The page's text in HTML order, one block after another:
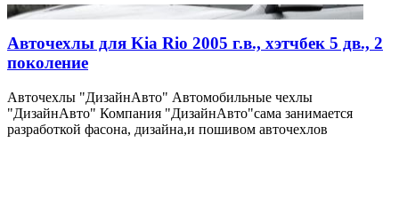
Авточехлы для Kia Rio 2005 г.в., хэтчбек 5 дв., 2
поколение
Авточехлы "ДизайнАвто" Автомобильные чехлы
"ДизайнАвто" Компания "ДизайнАвто"сама занимается
разработкой фасона, дизайна,и пошивом авточехлов